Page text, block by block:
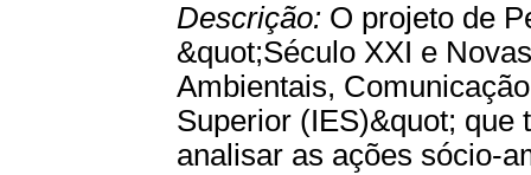
Descrição: O projeto de
&quot;Século XXI e
Ambientais,
Superior (IES)&quot; que
analisar as ações sócio-